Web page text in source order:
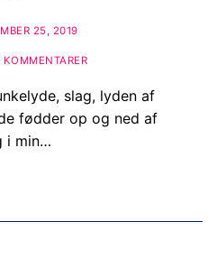
25, 2019
KOMMENTARER
slag, lyden af
fødder op og ned af
i min…